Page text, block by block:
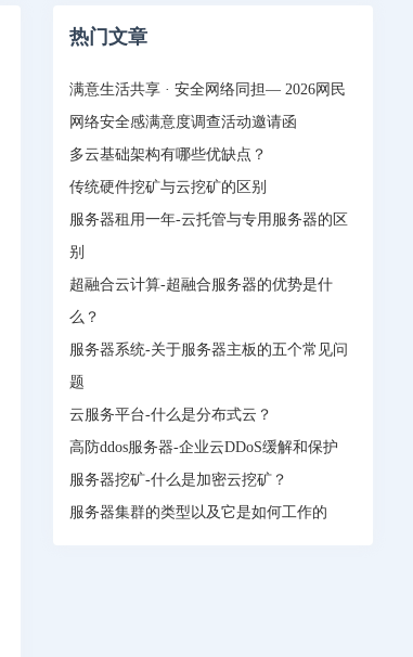
热门文章
满意生活共享 · 安全网络同担— 2026网民
网络安全感满意度调查活动邀请函
多云基础架构有哪些优缺点？
传统硬件挖矿与云挖矿的区别
服务器租用一年-云托管与专用服务器的区
别
超融合云计算-超融合服务器的优势是什
么？
服务器系统-关于服务器主板的五个常见问
题
云服务平台-什么是分布式云？
高防ddos服务器-企业云DDoS缓解和保护
服务器挖矿-什么是加密云挖矿？
服务器集群的类型以及它是如何工作的